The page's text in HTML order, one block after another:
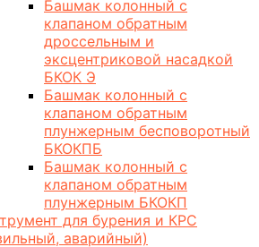
Башмак колонный с
клапаном обратным
дроссельным и
эксцентриковой насадкой
БКОК Э
Башмак колонный с
клапаном обратным
плунжерным бесповоротный
БКОКПБ
Башмак колонный с
клапаном обратным
плунжерным БКОКП
для бурения и КРС
аварийный)